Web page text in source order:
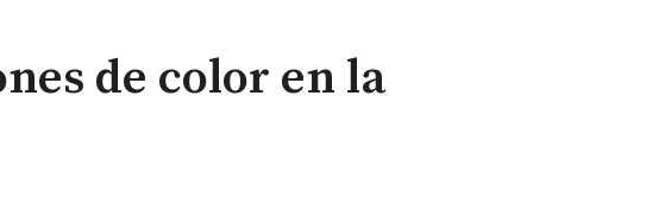
de color en la